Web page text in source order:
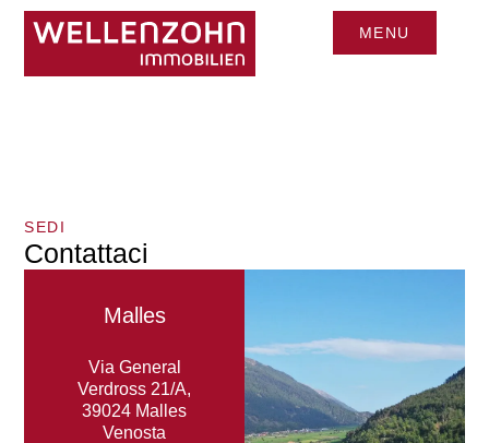
MENU
SEDI
Contattaci
Malles
Via General
Verdross 21/A,
39024 Malles
Venosta